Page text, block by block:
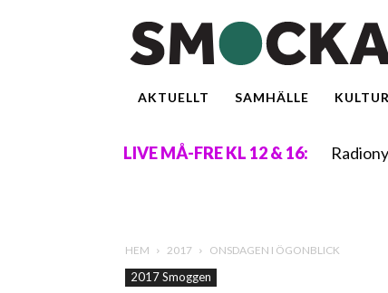
AKTUELLT SAMHÄLLE KULTUR
LIVE MÅ-FRE KL 12 & 16:
HEM 2017 ONSDAGEN I ÖGONBLICK
2017 Smoggen